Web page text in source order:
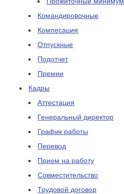
Командировочные
Компесация
Отпускные
Подотчет
Премии
Кадры
Аттестация
Генеральный директор
График работы
Перевод
Прием на работу
Совместительство
Трудовой договор